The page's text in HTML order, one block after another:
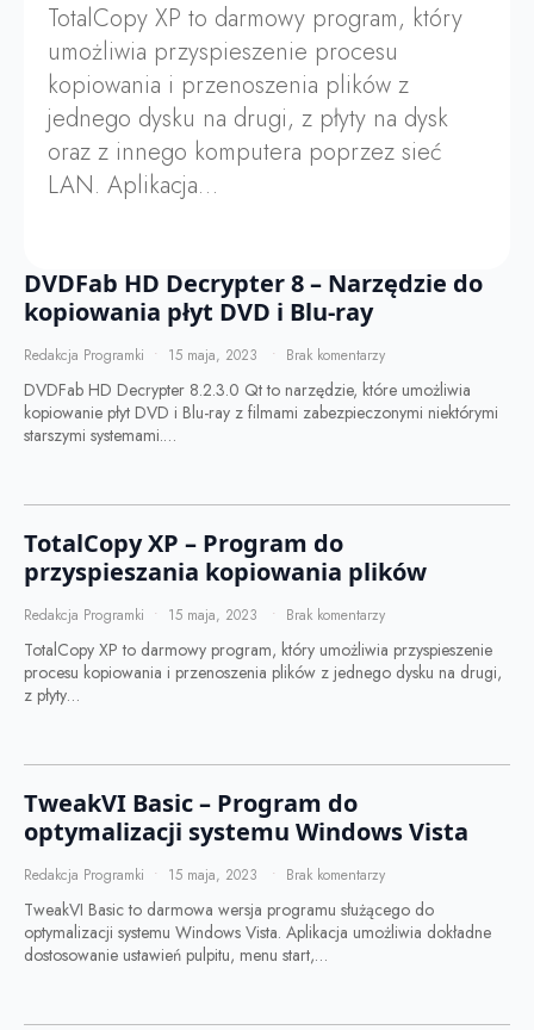
TotalCopy XP to darmowy program, który
umożliwia przyspieszenie procesu
kopiowania i przenoszenia plików z
jednego dysku na drugi, z płyty na dysk
oraz z innego komputera poprzez sieć
LAN. Aplikacja…
DVDFab HD Decrypter 8 – Narzędzie do
kopiowania płyt DVD i Blu-ray
Redakcja Programki 15 maja, 2023 Brak komentarzy
DVDFab HD Decrypter 8.2.3.0 Qt to narzędzie, które umożliwia
kopiowanie płyt DVD i Blu-ray z filmami zabezpieczonymi niektórymi
starszymi systemami.…
TotalCopy XP – Program do
przyspieszania kopiowania plików
Redakcja Programki 15 maja, 2023 Brak komentarzy
TotalCopy XP to darmowy program, który umożliwia przyspieszenie
procesu kopiowania i przenoszenia plików z jednego dysku na drugi,
z płyty…
TweakVI Basic – Program do
optymalizacji systemu Windows Vista
Redakcja Programki 15 maja, 2023 Brak komentarzy
TweakVI Basic to darmowa wersja programu służącego do
optymalizacji systemu Windows Vista. Aplikacja umożliwia dokładne
dostosowanie ustawień pulpitu, menu start,…